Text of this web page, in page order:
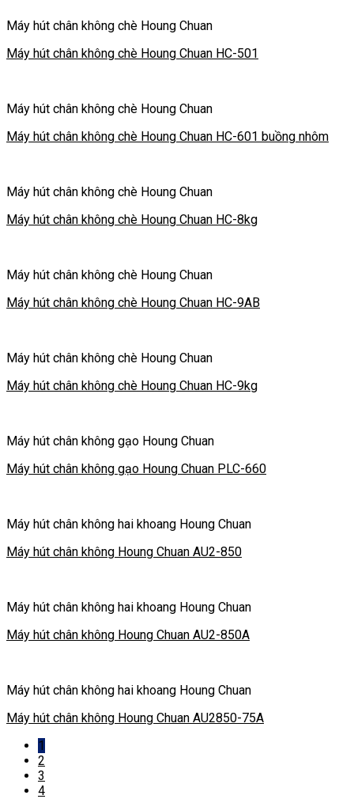
Máy hút chân không chè Houng Chuan
Máy hút chân không chè Houng Chuan HC-501
Máy hút chân không chè Houng Chuan
Máy hút chân không chè Houng Chuan HC-601 buồng nhôm
Máy hút chân không chè Houng Chuan
Máy hút chân không chè Houng Chuan HC-8kg
Máy hút chân không chè Houng Chuan
Máy hút chân không chè Houng Chuan HC-9AB
Máy hút chân không chè Houng Chuan
Máy hút chân không chè Houng Chuan HC-9kg
Máy hút chân không gạo Houng Chuan
Máy hút chân không gạo Houng Chuan PLC-660
Máy hút chân không hai khoang Houng Chuan
Máy hút chân không Houng Chuan AU2-850
Máy hút chân không hai khoang Houng Chuan
Máy hút chân không Houng Chuan AU2-850A
Máy hút chân không hai khoang Houng Chuan
Máy hút chân không Houng Chuan AU2850-75A
1
2
3
4